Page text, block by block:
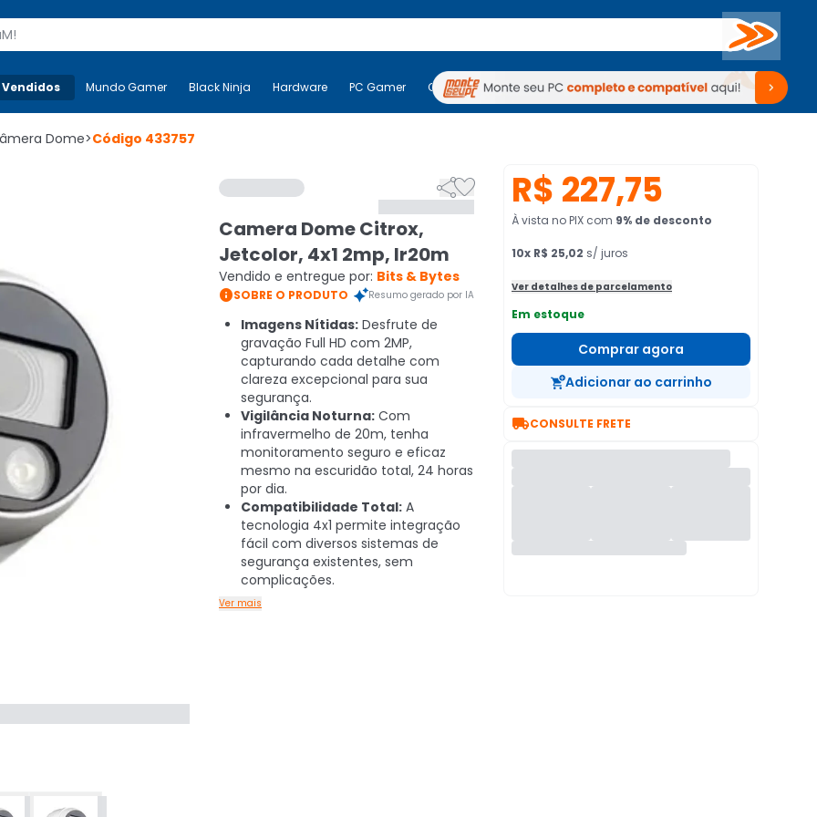
Buscar
Mais-v- Mundo Gamer Black Ninja Hardware PC Gamer Computadores Periféricos TV Venda no KaBuM!
Mundo Gamer Black Ninja Hardware PC Gamer Computadores Periféricos TV Venda no KaBuM!
Dome>Código 433757

Camera Dome Citrox,
Jetcolor, 4x1 2mp, Ir20m
Vendido e entregue por: Bits & Bytes
SOBRE O PRODUTO Resumo gerado por IA
Imagens Nítidas: Desfrute de
gravação Full HD com 2MP,
capturando cada detalhe com
clareza excepcional para sua
segurança.
Vigilância Noturna: Com
infravermelho de 20m, tenha
monitoramento seguro e eficaz
mesmo na escuridão total, 24 horas
por dia.
Compatibilidade Total: A
tecnologia 4x1 permite integração
fácil com diversos sistemas de
segurança existentes, sem
complicações.
Ver mais
R$ 227,75
À vista no PIX com 9% de desconto
10x R$ 25,02 s/ juros
Ver detalhes de parcelamento
Em estoque
Comprar agora
Adicionar ao carrinho
CONSULTE FRETE